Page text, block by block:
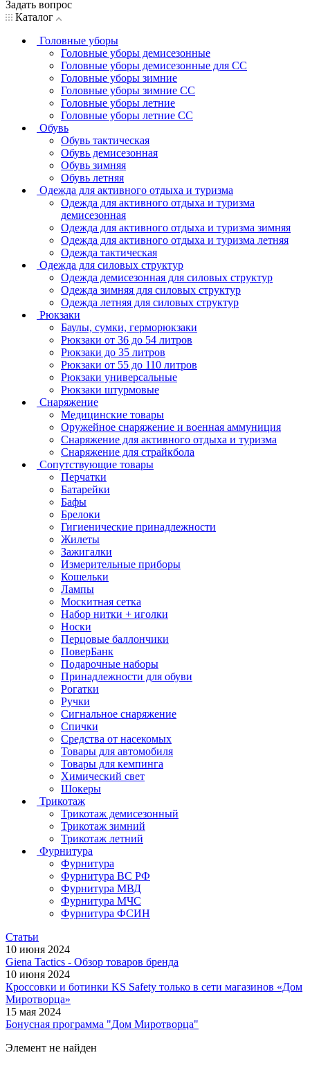
Задать вопрос
Каталог
Головные уборы
Головные уборы демисезонные
Головные уборы демисезонные для СС
Головные уборы зимние
Головные уборы зимние СС
Головные уборы летние
Головные уборы летние СС
Обувь
Обувь тактическая
Обувь демисезонная
Обувь зимняя
Обувь летняя
Одежда для активного отдыха и туризма
Одежда для активного отдыха и туризма
демисезонная
Одежда для активного отдыха и туризма зимняя
Одежда для активного отдыха и туризма летняя
Одежда тактическая
Одежда для силовых структур
Одежда демисезонная для силовых структур
Одежда зимняя для силовых структур
Одежда летняя для силовых структур
Рюкзаки
Баулы, сумки, герморюкзаки
Рюкзаки от 36 до 54 литров
Рюкзаки до 35 литров
Рюкзаки от 55 до 110 литров
Рюкзаки универсальные
Рюкзаки штурмовые
Снаряжение
Медицинские товары
Оружейное снаряжение и военная аммуниция
Снаряжение для активного отдыха и туризма
Снаряжение для страйкбола
Сопутствующие товары
Перчатки
Батарейки
Бафы
Брелоки
Гигиенические принадлежности
Жилеты
Зажигалки
Измерительные приборы
Кошельки
Лампы
Москитная сетка
Набор нитки + иголки
Носки
Перцовые баллончики
ПоверБанк
Подарочные наборы
Принадлежности для обуви
Рогатки
Ручки
Сигнальное снаряжение
Спички
Средства от насекомых
Товары для автомобиля
Товары для кемпинга
Химический свет
Шокеры
Трикотаж
Трикотаж демисезонный
Трикотаж зимний
Трикотаж летний
Фурнитура
Фурнитура
Фурнитура ВС РФ
Фурнитура МВД
Фурнитура МЧС
Фурнитура ФСИН
Статьи
10 июня 2024
Giena Tactics - Обзор товаров бренда
10 июня 2024
Кроссовки и ботинки KS Safety только в сети магазинов «Дом
Миротворца»
15 мая 2024
Бонусная программа "Дом Миротворца"
Элемент не найден